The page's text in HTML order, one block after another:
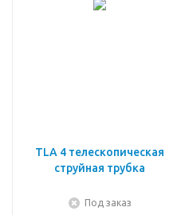
TLA 4 телескопическая
струйная трубка
Под заказ